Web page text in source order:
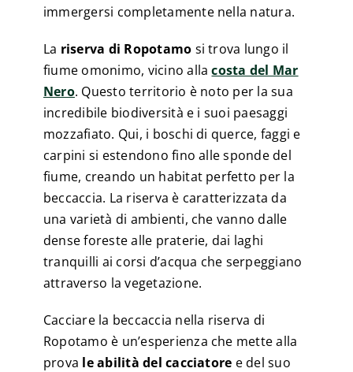
immergersi completamente nella natura.
La riserva di Ropotamo si trova lungo il
fiume omonimo, vicino allacosta del Mar
Nero. Questo territorio è noto per la sua
incredibile biodiversità e i suoi paesaggi
mozzafiato. Qui, i boschi di querce, faggi e
carpini si estendono fino alle sponde del
fiume, creando un habitat perfetto per la
beccaccia. La riserva è caratterizzata da
una varietà di ambienti, che vanno dalle
dense foreste alle praterie, dai laghi
tranquilli ai corsi d’acqua che serpeggiano
attraverso la vegetazione.
Cacciare la beccaccia nella riserva di
Ropotamo è un’esperienza che mette alla
prova le abilità del cacciatore e del suo